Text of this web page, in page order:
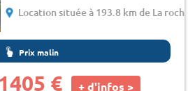
Location située à 193.8 km de La
Prix malin
1405 € + d'infos >